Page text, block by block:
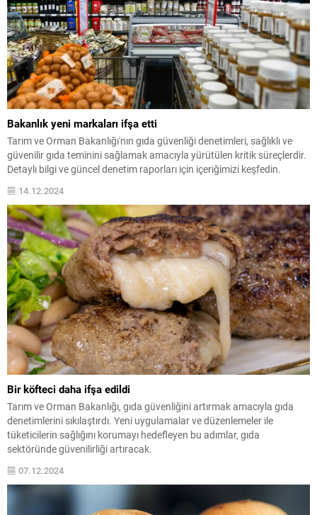
Bakanlık yeni markaları ifşa etti
Tarım ve Orman Bakanlığı'nın gıda güvenliği denetimleri, sağlıklı ve
güvenilir gıda teminini sağlamak amacıyla yürütülen kritik süreçlerdir.
Detaylı bilgi ve güncel denetim raporları için içeriğimizi keşfedin.
14.12.2024
Bir köfteci daha ifşa edildi
Tarım ve Orman Bakanlığı, gıda güvenliğini artırmak amacıyla gıda
denetimlerini sıkılaştırdı. Yeni uygulamalar ve düzenlemeler ile
tüketicilerin sağlığını korumayı hedefleyen bu adımlar, gıda
sektöründe güvenilirliği artıracak.
07.12.2024